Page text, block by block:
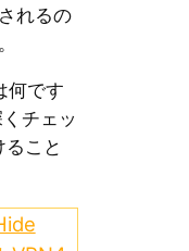
れるの
何です
チェッ
ること